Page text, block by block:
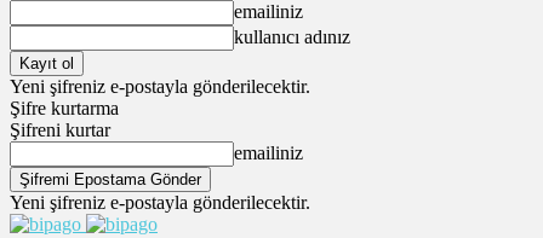
emailiniz
kullanıcı adınız
Yeni şifreniz e-postayla gönderilecektir.
Şifre kurtarma
Şifreni kurtar
emailiniz
Yeni şifreniz e-postayla gönderilecektir.